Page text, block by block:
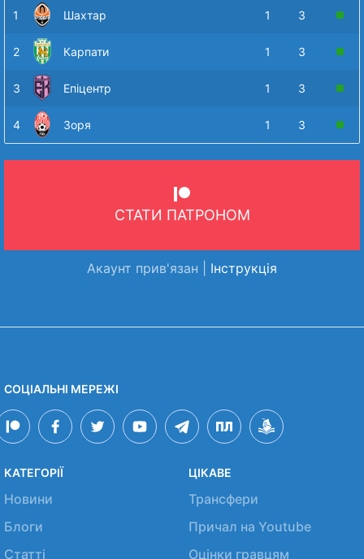
1 Шахтар 1 3
2 Карпати 1 3
3 Епіцентр 1 3
4 Зоря 1 3
СТАТИ ПАТРОНОМ
Акаунт прив'язан | Інструкція
СОЦІАЛЬНІ МЕРЕЖІ
КАТЕГОРІЇ
Новини
Блоги
Статті
ЦІКАВЕ
Трансфери
Причал на Youtube
Оцінки гравцям